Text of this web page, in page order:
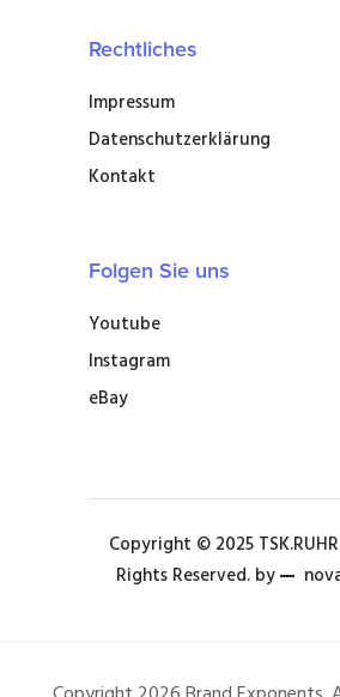
Rechtliches
Impressum
Datenschutzerklärung
Kontakt
Folgen Sie uns
Youtube
Instagram
eBay
Copyright © 2025
Rights Reserved. by